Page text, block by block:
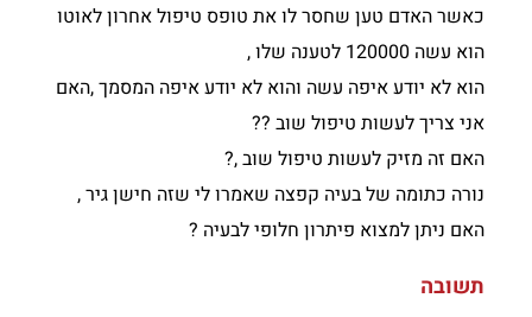
כאשר האדם טען שחסר לו את טופס טיפול אחרון לאוטו
הוא עשה 120000 לטענה שלו ,
הוא לא יודע איפה עשה והוא לא יודע איפה המסמך ,האם
אני צריך לעשות טיפול שוב ??
האם זה מזיק לעשות טיפול שוב ,?
נורה כתומה של בעיה קפצה שאמרו לי שזה חישן גיר ,
האם ניתן למצוא פיתרון חלופי לבעיה ?
תשובה